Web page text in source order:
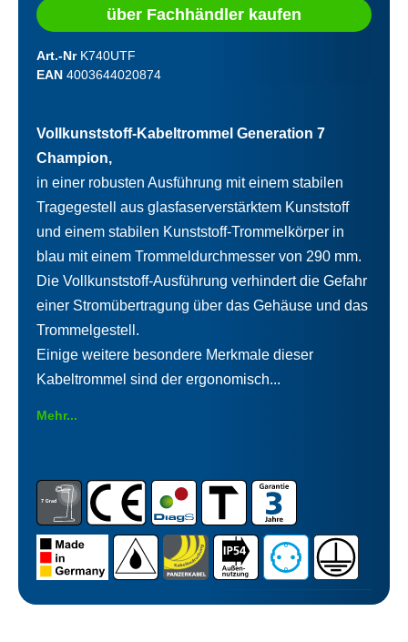
über Fachhändler kaufen
Art.-Nr K740UTF
EAN 4003644020874
Vollkunststoff-Kabeltrommel Generation 7
Champion,
in einer robusten Ausführung mit einem stabilen
Tragegestell aus glasfaserverstärktem Kunststoff
und einem stabilen Kunststoff-Trommelkörper in
blau mit einem Trommeldurchmesser von 290 mm.
Die Vollkunststoff-Ausführung verhindert die Gefahr
einer Stromübertragung über das Gehäuse und das
Trommelgestell.
Einige weitere besondere Merkmale dieser
Kabeltrommel sind der ergonomisch...
Mehr...